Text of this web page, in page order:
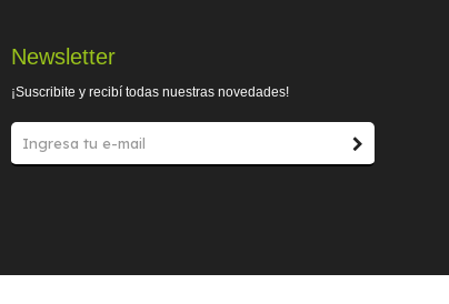
Newsletter
¡Suscribite y recibí todas nuestras novedades!